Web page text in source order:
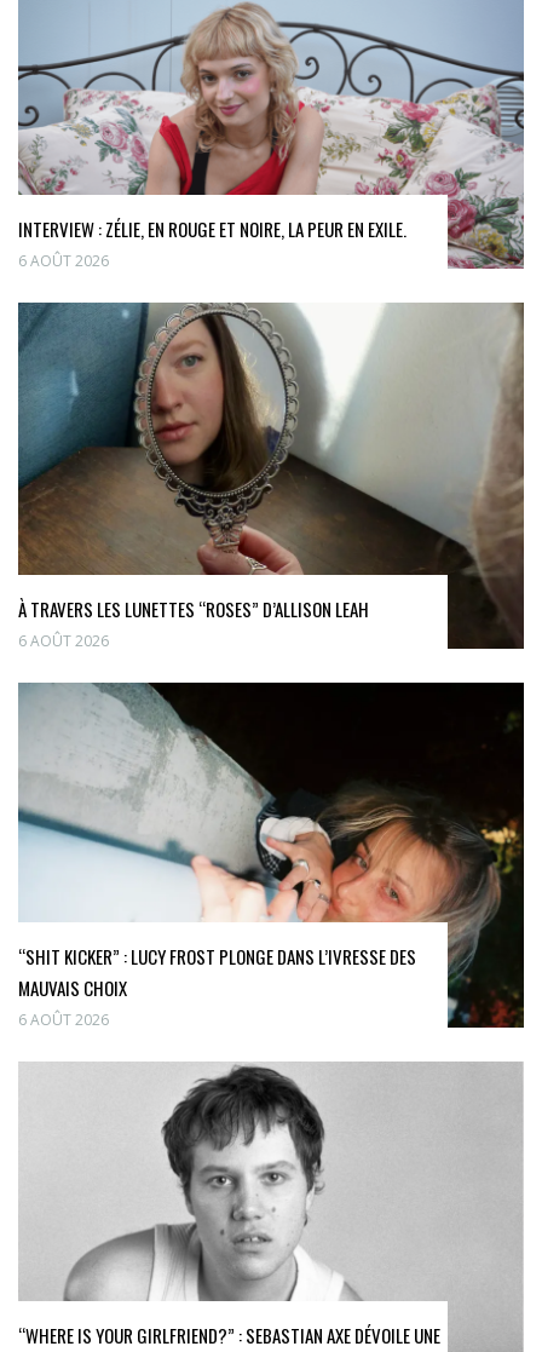
INTERVIEW : ZÉLIE, EN ROUGE ET NOIRE, LA PEUR EN EXILE.
6 AOÛT 2026
À TRAVERS LES LUNETTES “ROSES” D’ALLISON LEAH
6 AOÛT 2026
“SHIT KICKER” : LUCY FROST PLONGE DANS L’IVRESSE DES
MAUVAIS CHOIX
6 AOÛT 2026
“WHERE IS YOUR GIRLFRIEND?” : SEBASTIAN AXE DÉVOILE UNE